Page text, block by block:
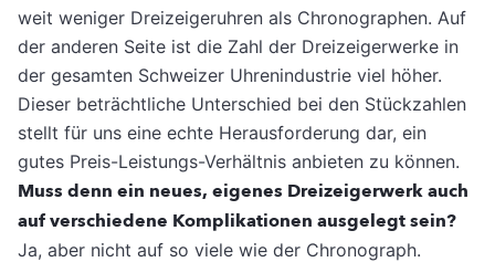
weit weniger Dreizeigeruhren als Chronographen. Auf
der anderen Seite ist die Zahl der Dreizeigerwerke in
der gesamten Schweizer Uhrenindustrie viel höher.
Dieser beträchtliche Unterschied bei den Stückzahlen
stellt für uns eine echte Herausforderung dar, ein
gutes Preis-Leistungs-Verhältnis anbieten zu können.
Muss denn ein neues, eigenes Dreizeigerwerk auch
auf verschiedene Komplikationen ausgelegt sein?
Ja, aber nicht auf so viele wie der Chronograph.